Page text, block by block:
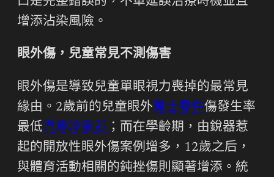
增添沾染風險。
眼外傷，兒童常見不測傷害
眼外傷是導致兒童單眼視力喪掉的最常見
緣由。2歲前的兒童眼外賓士零件傷發生率
最低汽車冷氣芯 ；而在學齡期，由銳器惹
起的開放性眼外傷案例增多，12歲之后，
與體育活動相關的鈍挫傷則顯著增添。統